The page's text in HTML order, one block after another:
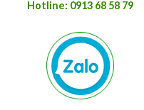
Hotline: 0913 68 58 79